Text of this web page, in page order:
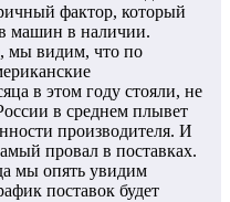
фактор, который
машин в наличии.
мы видим, что по
в этом году стояли, не
в среднем плывет
производителя. И
провал в поставках.
мы опять увидим
поставок будет